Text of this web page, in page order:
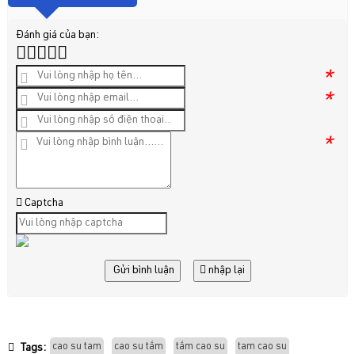
Đánh giá của bạn:
*
*
*
Captcha
Gửi bình luận nhập lại
Tags: cao su tam cao su tấm tấm cao su tam cao su